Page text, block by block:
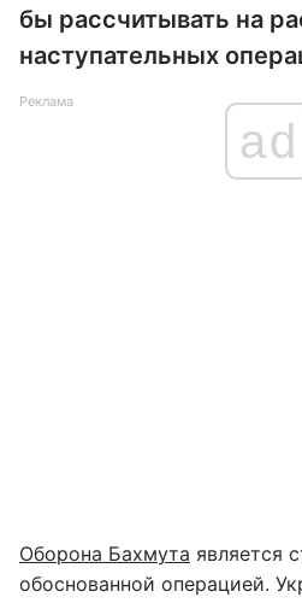
бы рассчитывать на
наступательных
Реклама
ad
Оборона Бахмута является
обоснованной операцией.